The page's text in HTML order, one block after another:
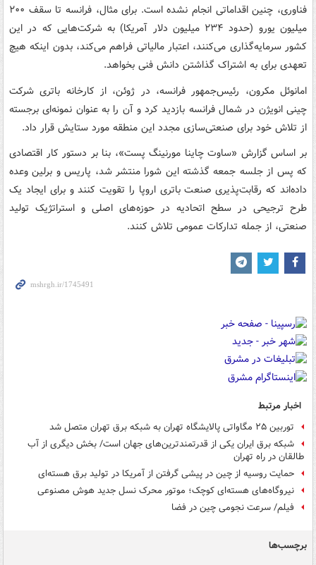
فناوری، چنین اقداماتی انجام نشده است. برای مثال، فرانسه تا سقف ۲۰۰
میلیون یورو (حدود ۲۳۴ میلیون دلار آمریکا) به شرکت‌هایی که در این
کشور سرمایه‌گذاری می‌کنند، اعتبار مالیاتی فراهم می‌کند، بدون اینکه هیچ
تعهدی برای به اشتراک گذاشتن دانش فنی بخواهد.
امانوئل مکرون، رئیس‌جمهور فرانسه، در ژوئن، از کارخانه باتری شرکت
چینی انویژن در شمال فرانسه بازدید کرد و آن را به عنوان نمونه‌ای برجسته
از تلاش خود برای صنعتی‌سازی مجدد این منطقه مورد ستایش قرار داد.
بر اساس گزارش «ساوت چاینا مورنینگ پست»، بنا بر دستور کار اقتصادی
که پس از جلسه جمعه گذشته این شورا منتشر شد، پاریس و برلین وعده
داده‌اند که رقابت‌پذیری صنعت باتری اروپا را تقویت کنند و برای ایجاد یک
طرح ترجیحی در سطح اتحادیه در حوزه‌های اصلی و استراتژیک تولید
صنعتی، از جمله تدارکات عمومی تلاش کنند.
اخبار مرتبط
توربین ۲۵ مگاواتی پالایشگاه تهران به شبکه برق تهران متصل شد
شبکه برق ایران یکی از قدرتمندترین‌های جهان است/ بخش دیگری از آب
طالقان در راه تهران
حمایت روسیه از چین در پیشی گرفتن از آمریکا در تولید برق هسته‌ای
نیروگاه‌های هسته‌ای کوچک؛ موتور محرک نسل جدید هوش مصنوعی
فیلم/ سرعت نجومی چین در فضا
برچسب‌ها